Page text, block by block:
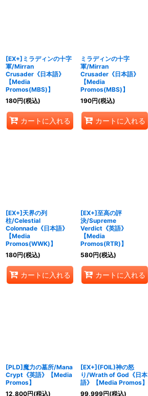
[EX+]ミラディンの十字
軍/Mirran
Crusader《日本語》
【Media
Promos(MBS)】
180円(税込)
カートに入れる
ミラディンの十字
軍/Mirran
Crusader《日本語》
【Media
Promos(MBS)】
190円(税込)
カートに入れる
[EX+]天界の列
柱/Celestial
Colonnade《日本語》
【Media
Promos(WWK)】
180円(税込)
カートに入れる
[EX+]至高の評
決/Supreme
Verdict《英語》
【Media
Promos(RTR)】
580円(税込)
カートに入れる
[PLD]魔力の墓所/Mana
Crypt《英語》【Media
Promos】
12,800円(税込)
[EX+](FOIL)神の怒
り/Wrath of God《日本
語》【Media Promos】
99,999円(税込)